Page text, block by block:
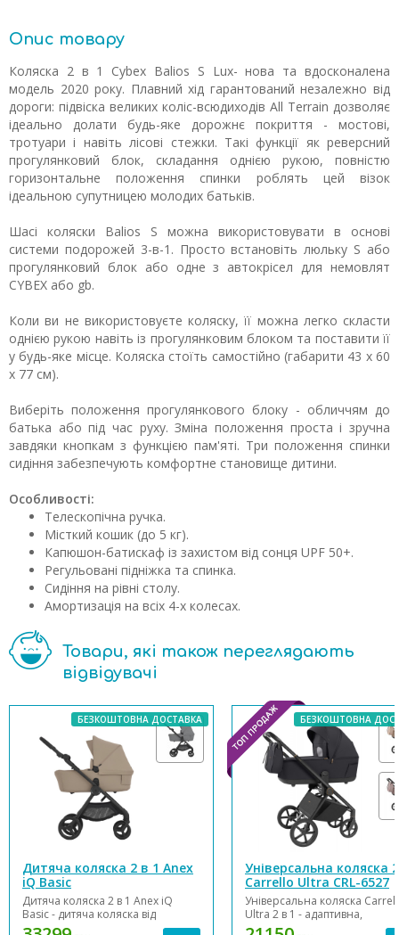
Опис товару
Коляска 2 в 1 Cybex Balios S Lux- нова та вдосконалена
модель 2020 року. Плавний хід гарантований незалежно від
дороги: підвіска великих коліс-всюдиходів All Terrain дозволяє
ідеально долати будь-яке дорожнє покриття - мостові,
тротуари і навіть лісові стежки. Такі функції як реверсний
прогулянковий блок, складання однією рукою, повністю
горизонтальне положення спинки роблять цей візок
ідеальною супутницею молодих батьків.
Шасі коляски Balios S можна використовувати в основі
системи подорожей 3-в-1. Просто встановіть люльку S або
прогулянковий блок або одне з автокрісел для немовлят
CYBEX або gb.
Коли ви не використовуєте коляску, її можна легко скласти
однією рукою навіть із прогулянковим блоком та поставити її
у будь-яке місце. Коляска стоїть самостійно (габарити 43 х 60
х 77 см).
Виберіть положення прогулянкового блоку - обличчям до
батька або під час руху. Зміна положення проста і зручна
завдяки кнопкам з функцією пам'яті. Три положення спинки
сидіння забезпечують комфортне становище дитини.
Особливості:
Телескопічна ручка.
Місткий кошик (до 5 кг).
Капюшон-батискаф із захистом від сонця UPF 50+.
Регульовані підніжка та спинка.
Сидіння на рівні столу.
Амортизація на всіх 4-х колесах.
Товари, які також переглядають
відвідувачі
БЕЗКОШТОВНА ДОСТАВКА
Дитяча коляска 2 в 1 Anex
iQ Basic
Дитяча коляска 2 в 1 Anex iQ
Basic - дитяча коляска від
народження до 4 років або 22 кг.
БЕЗКОШТОВНА
Універсальна коляска
Carrello Ultra CRL-6527
Універсальна коляска
Ultra 2 в 1 - адаптивна,
функціональна, стильна!